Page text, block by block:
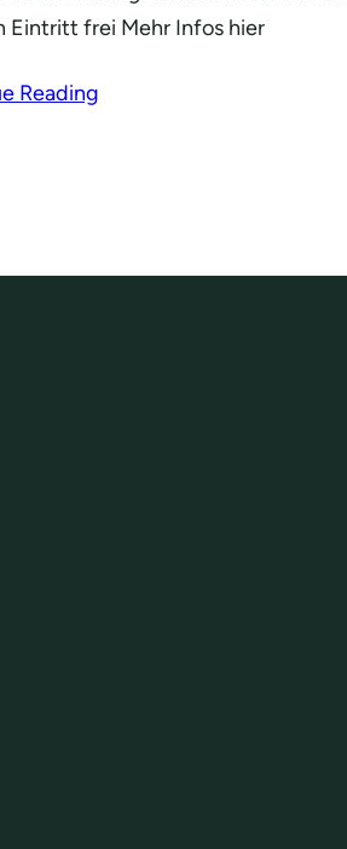
Eintritt frei Mehr Infos hier
Reading